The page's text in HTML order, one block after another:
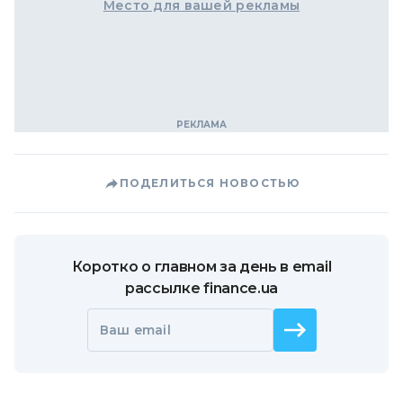
Место для вашей рекламы
ПОДЕЛИТЬСЯ НОВОСТЬЮ
Коротко о главном за день в email
рассылке finance.ua
Ваш email